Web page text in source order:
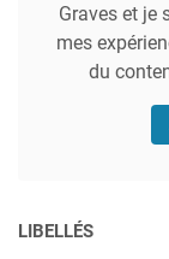
Graves et je
mes
du
LIBELLÉS